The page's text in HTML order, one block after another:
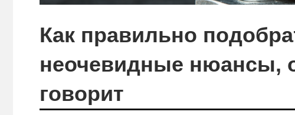
Как правильно
неочевидные нюансы,
говорит